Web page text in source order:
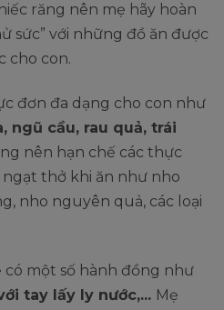
răng nên mẹ hãy hoàn
sức” với những đồ ăn được
cho con.
đơn đa dạng cho con như
ngũ cầu, rau quả, trái
nên hạn chế các thực
thở khi ăn như nho
nho nguyên quả, các loại
có một số hành đồng như
tay lấy ly nước,... Mẹ